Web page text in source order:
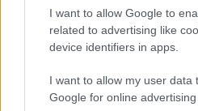
I want to allow Google to
related to advertising like
device identifiers in apps.
I want to allow my user data
Google for online advertising
να κάνουν οι δικαιούχοι